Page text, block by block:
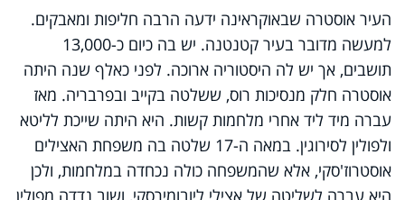
העיר אוסטרה שבאוקראינה ידעה הרבה חליפות ומאבקים.
למעשה מדובר בעיר קטנטנה. יש בה כיום כ-13,000
תושבים, אך יש לה היסטוריה ארוכה. לפני כאלף שנה היתה
אוסטרה חלק מנסיכות רוס, ששלטה בקייב ובפרבריה. מאז
עברה מיד ליד אחרי מלחמות קשות. היא היתה שייכת לליטא
ולפולין לסירוגין. במאה ה-17 שלטה בה משפחת האצילים
אוסטרוז'סקי, אלא שהמשפחה כולה נכחדה במלחמות, ולכן
היא עברה לשליטה של אצילי ליובומירסקי, ושוב נדדה מפולין